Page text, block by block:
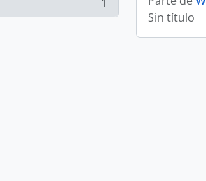
Sin título